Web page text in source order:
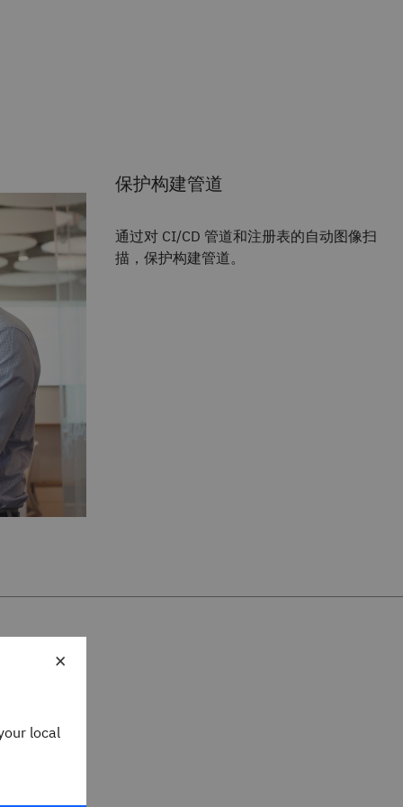
保护构建管道
通过对 CI/CD 管道和注册表的自动图像扫
描，保护构建管道。
×
local